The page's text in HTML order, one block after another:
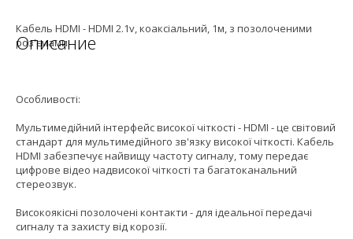
Описание
Кабель HDMI - HDMI 2.1v, коаксіальний, 1м, з позолоченими
роз'ємами.
Особливості:
Мультимедійний інтерфейс високої чіткості - HDMI - це світовий
стандарт для мультимедійного зв'язку високої чіткості. Кабель
HDMI забезпечує найвищу частоту сигналу, тому передає
цифрове відео надвисокої чіткості та багатоканальний
стереозвук.
Високоякісні позолочені контакти - для ідеальної передачі
сигналу та захисту від корозії.